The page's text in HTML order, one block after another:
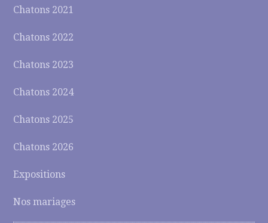
Chatons 2021
Chatons 2022
Chatons 2023
Chatons 2024
Chatons 2025
Chatons 2026
Expositions
Nos mariages